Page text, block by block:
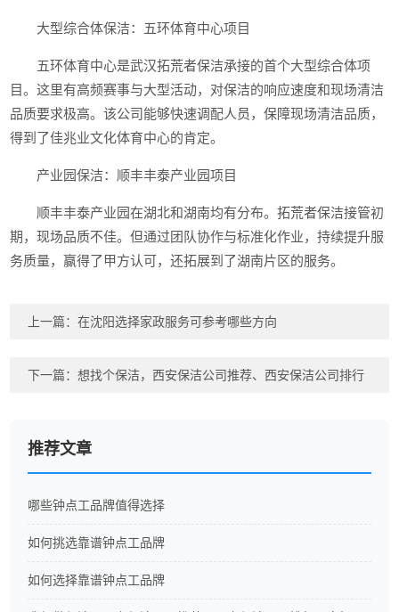
大型综合体保洁：五环体育中心项目
五环体育中心是武汉拓荒者保洁承接的首个大型综合体项
目。这里有高频赛事与大型活动，对保洁的响应速度和现场清洁
品质要求极高。该公司能够快速调配人员，保障现场清洁品质，
得到了佳兆业文化体育中心的肯定。
产业园保洁：顺丰丰泰产业园项目
顺丰丰泰产业园在湖北和湖南均有分布。拓荒者保洁接管初
期，现场品质不佳。但通过团队协作与标准化作业，持续提升服
务质量，赢得了甲方认可，还拓展到了湖南片区的服务。
上一篇：在沈阳选择家政服务可参考哪些方向
下一篇：想找个保洁，西安保洁公司推荐、西安保洁公司排行
推荐文章
哪些钟点工品牌值得选择
如何挑选靠谱钟点工品牌
如何选择靠谱钟点工品牌